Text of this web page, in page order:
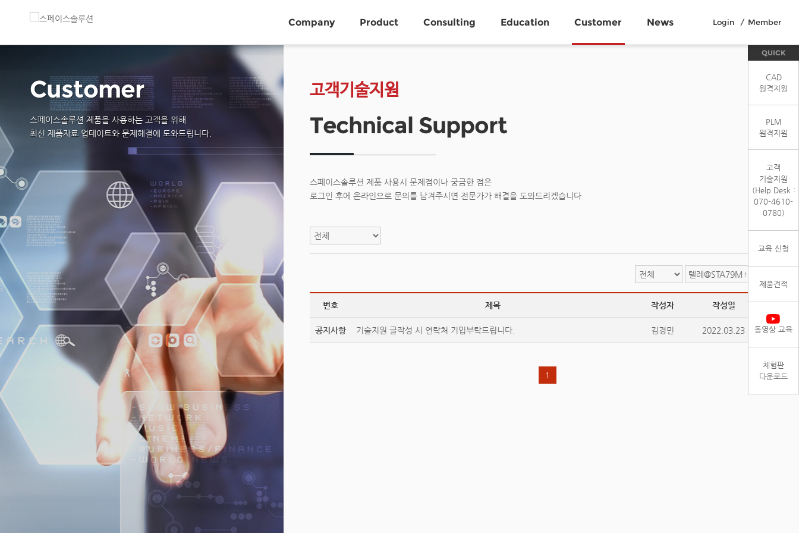
Company Product Consulting Education Customer News Login Member
QUICK
CAD
원격지원
PLM
원격지원
고객
기술지원
(Help Desk :
070-4610-
0780)
교육 신청
제품견적
동영상 교육
체험판
다운로드
스페이스솔루션 제품을 사용하는 고객을 위해
최신 제품자료 업데이트와 문제해결에 도와드립니다.
Customer 고객기술지원
Technical Support
스페이스솔루션 제품 사용시 문제점이나 궁금한 점은
로그인 후에 온라인으로 문의를 남겨주시면 전문가가 해결을 도와드리겠습니다.
번호 제목 작성자 작성일 조회
공지사항 기술지원 글작성 시 연락처 기입부탁드립니다. 김경민 2022.03.23 38219
1